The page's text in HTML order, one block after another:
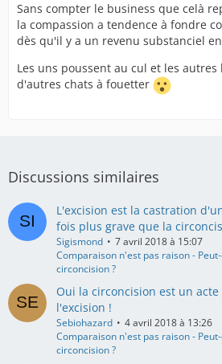
Sans compter le business que celà
la compassion a tendence à fondre
dès qu'il y a un revenu substanciel
Les uns poussent au cul et les
d'autres chats à fouetter
Discussions similaires
L'excision est la castration
fois plus grave que la
Sigismond
7 avril 2018 à 15:07
Comparaison n'est pas raison -
circoncision ?
Oui la circoncision est un
l'excision !
Sebiohazard
4 avril 2018 à 13:26
Comparaison n'est pas raison -
circoncision ?